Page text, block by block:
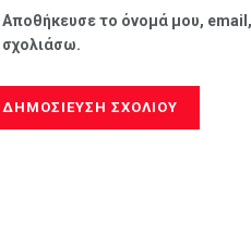
Αποθήκευσε το όνομά μου,
σχολιάσω.